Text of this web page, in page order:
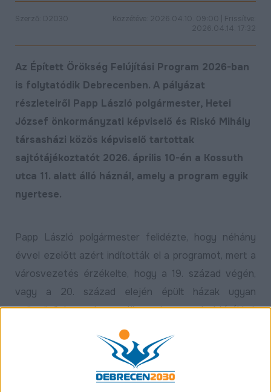
Szerző: D2030
Közzétéve: 2026.04.10. 09:00 | Frissítve:
2026.04.14. 17:32
Az Épített Örökség Felújítási Program 2026-ban
is folytatódik Debrecenben. A pályázat
részleteiről Papp László polgármester, Hetei
József önkormányzati képviselő és Riskó Mihály
társasházi közös képviselő tartottak
sajtótájékoztatót 2026. április 10-én a Kossuth
utca 11. alatt álló háznál, amely a program egyik
nyertese.
Papp László polgármester felidézte, hogy néhány
évvel ezelőtt azért indították el a programot, mert a
városvezetés érzékelte, hogy a 19. század végén,
vagy a 20. század elején épült házak ugyan
gyönyörűek, de elöregedett struktúrákkal,
gépészettel, homlokzattal és tetőszerkezettel
rendelkeznek, a felújításuk viszont nagy terhet róna a
lakóközösségre, a korszerűsítést pedig
önkormányzati segítség nélkül szinte lehetetlen